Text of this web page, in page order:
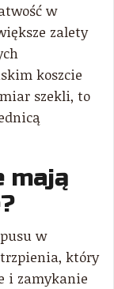
w
zalety
koszcie
szekli, to
mają
w
który
i zamykanie